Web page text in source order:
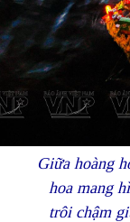
Giữa hoàng
hoa mang
trôi chậm